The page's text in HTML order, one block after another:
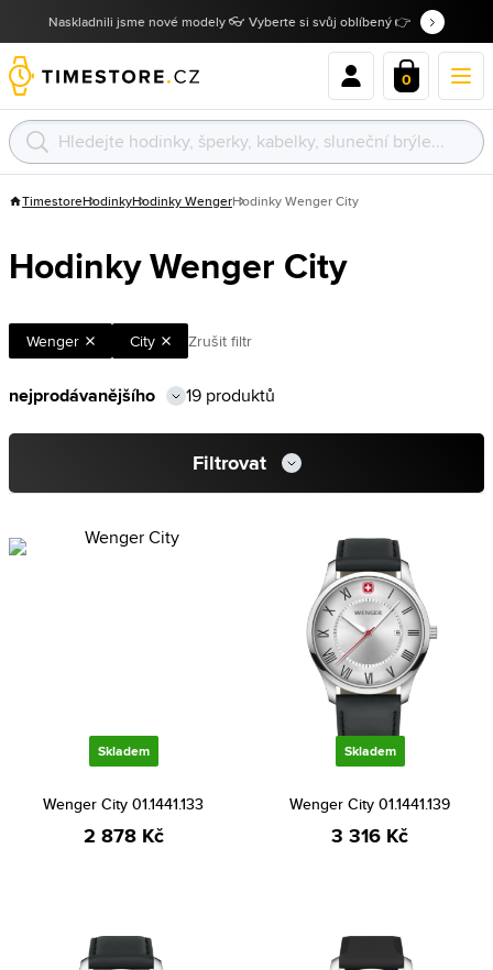
Naskladnili jsme nové modely 👓 Vyberte si svůj oblíbený 👉
0
TimestoreHodinkyHodinky WengerHodinky Wenger City
Hodinky Wenger City
Wenger City Zrušit filtr
19 produktů
Filtrovat
Skladem
Wenger City 01.1441.133
2 878 Kč
Skladem
Wenger City 01.1441.139
3 316 Kč